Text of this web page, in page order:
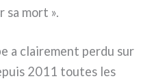
sa mort ».
a clai­re­ment per­du sur
2011 tou­tes les